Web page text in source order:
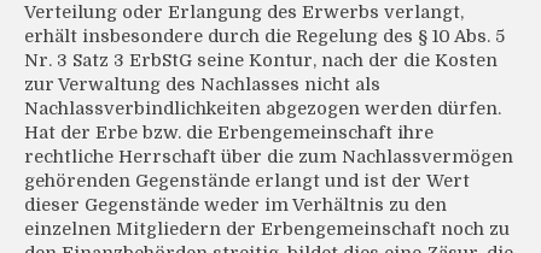
Verteilung oder Erlangung des Erwerbs verlangt,
erhält insbesondere durch die Regelung des § 10 Abs. 5
Nr. 3 Satz 3 ErbStG seine Kontur, nach der die Kosten
zur Verwaltung des Nachlasses nicht als
Nachlassverbindlichkeiten abgezogen werden dürfen.
Hat der Erbe bzw. die Erbengemeinschaft ihre
rechtliche Herrschaft über die zum Nachlassvermögen
gehörenden Gegenstände erlangt und ist der Wert
dieser Gegenstände weder im Verhältnis zu den
einzelnen Mitgliedern der Erbengemeinschaft noch zu